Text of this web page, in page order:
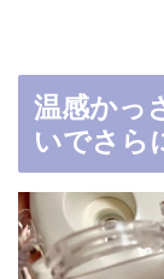
温感かっ
いでさら